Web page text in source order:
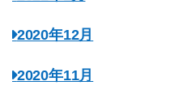
2020年12月
2020年11月